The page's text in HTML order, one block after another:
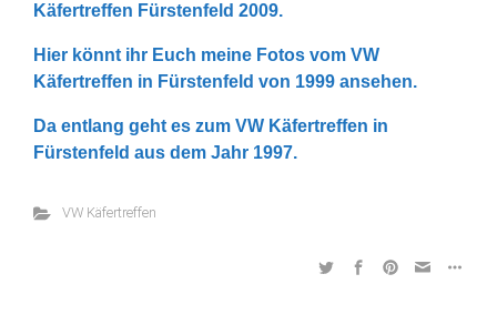
Käfertreffen Fürstenfeld 2009.
Hier könnt ihr Euch meine Fotos vom VW
Käfertreffen in Fürstenfeld von 1999 ansehen.
Da entlang geht es zum VW Käfertreffen in
Fürstenfeld aus dem Jahr 1997.
VW Käfertreffen